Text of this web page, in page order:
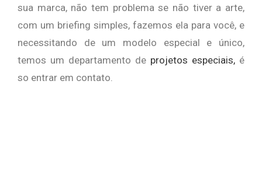
sua marca, não tem problema se não tiver a arte,
com um briefing simples, fazemos ela para você, e
necessitando de um modelo especial e único,
temos um departamento de projetos especiais, é
so entrar em contato.